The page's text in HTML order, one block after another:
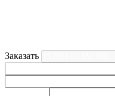
Заказать